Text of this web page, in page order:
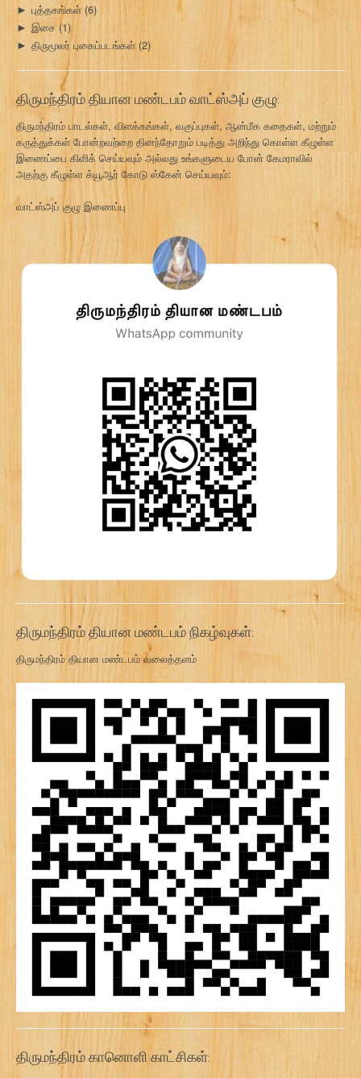
► புத்தகங்கள் (6)
► இசை(1)
► திருமூலர் புகைப்படங்கள் (2)
திருமந்திரம் தியான மண்டபம் வாட்ஸ்அப் குழு:
திருமந்திரம் பாடல்கள், விளக்கங்கள், வகுப்புகள், ஆன்மீக கதைகள், மற்றும்
கருத்துக்கள் போன்றவற்றை தினந்தோறும் படித்து அறிந்து கொள்ள கீழுள்ள
இணைப்பை கிளிக் செய்யவும் அல்லது உங்களுடைய போன் கேமராவில்
அதற்கு கீழுள்ள க்யூஆர் கோடு ஸ்கேன் செய்யவும்:
வாட்ஸ்அப் குழு இணைப்பு
திருமந்திரம் தியான மண்டபம் நிகழ்வுகள்:
திருமந்திரம் தியான மண்டபம் வலைத்தளம்
திருமந்திரம் கானொளி காட்சிகள்: